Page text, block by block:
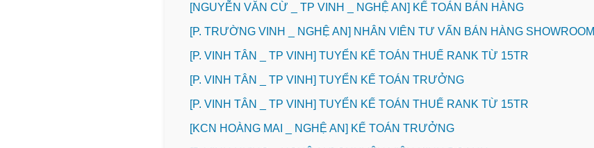
[NGUYỄN VĂN CỪ _ TP VINH _ NGHỆ AN] KẾ TOÁN BÁN HÀNG
[P. TRƯỜNG VINH _ NGHỆ AN] NHÂN VIÊN TƯ VẤN BÁN HÀNG SHOWROOM
[P. VINH TÂN _ TP VINH] TUYỂN KẾ TOÁN THUẾ RANK TỪ 15TR
[P. VINH TÂN _ TP VINH] TUYỂN KẾ TOÁN TRƯỞNG
[P. VINH TÂN _ TP VINH] TUYỂN KẾ TOÁN THUẾ RANK TỪ 15TR
️[KCN HOÀNG MAI _ NGHỆ AN] KẾ TOÁN TRƯỞNG